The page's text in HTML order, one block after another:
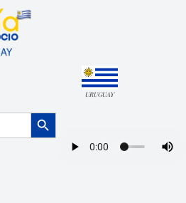
URUGUAY
Botón de búsqueda